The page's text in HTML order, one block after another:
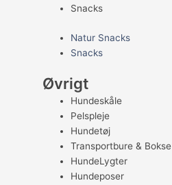
Snacks
Natur Snacks
Snacks
Øvrigt
Hundeskåle
Pelspleje
Hundetøj
Transportbure & Bokse
HundeLygter
Hundeposer